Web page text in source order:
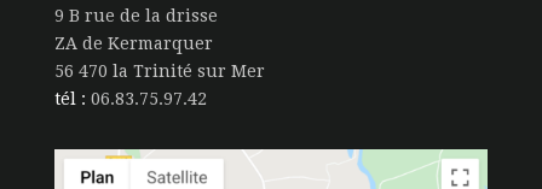
9 B rue de la drisse
ZA de Kermarquer
56 470 la Trinité sur Mer
tél : 06.83.75.97.42